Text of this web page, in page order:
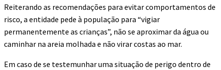
Reiterando as recomendações para evitar comportamentos de
risco, a entidade pede à população para “vigiar
permanentemente as crianças”, não se aproximar da água ou
caminhar na areia molhada e não virar costas ao mar.
Em caso de se testemunhar uma situação de perigo dentro de